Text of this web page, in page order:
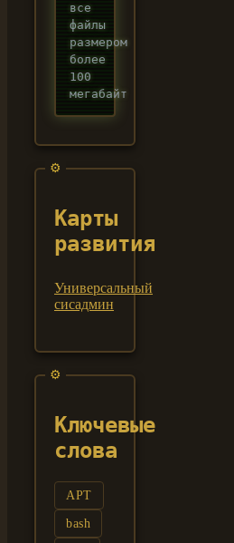
все
файлы
размером
более
100
мегабайт
Карты
развития
Универсальный
сисадмин
Ключевые
слова
APT
bash